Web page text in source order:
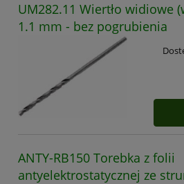
UM282.11 Wiertło widiowe
1.1 mm - bez pogrubienia
ANTY-RB150 Torebka z folii
antyelektrostatycznej ze